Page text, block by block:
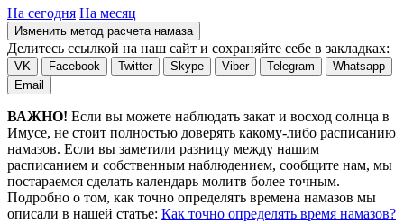
На сегодня На месяц
Изменить метод расчета намаза
Делитесь ссылкой на наш сайт и сохраняйте себе в закладках:
VK Facebook Twitter Skype Viber Telegram
Whatsapp
Email
ВАЖНО! Если вы можете наблюдать закат и восход солнца в
Имусе, не стоит полностью доверять какому-либо расписанию
намазов. Если вы заметили разницу между нашим
расписанием и собственным наблюдением, сообщите нам, мы
постараемся сделать календарь молитв более точным.
Подробно о том, как точно определять времена намазов мы
описали в нашей статье: Как точно определять время намазов?